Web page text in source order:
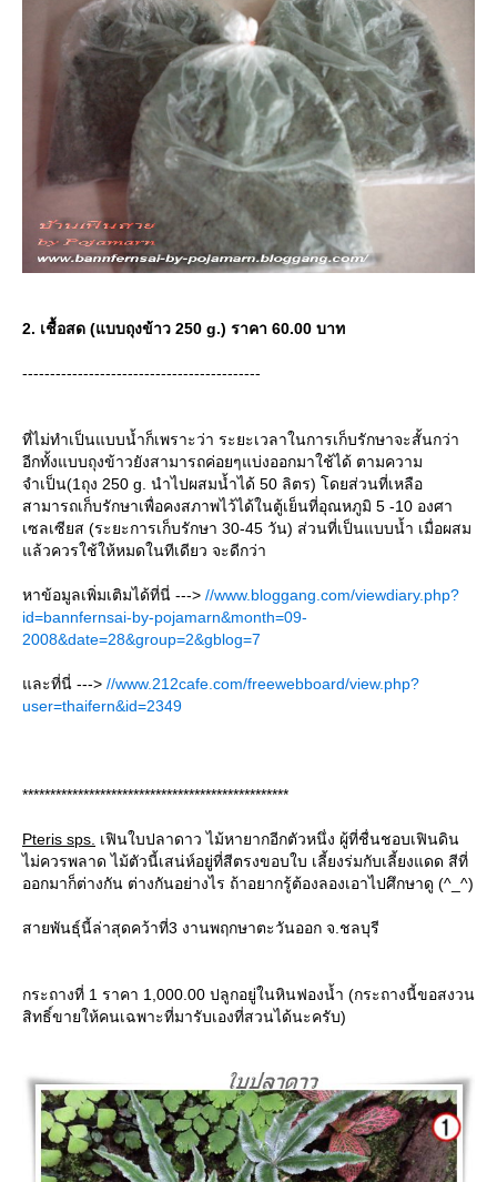
2. เชื้อสด (แบบถุงข้าว 250 g.) ราคา 60.00 บาท
-------------------------------------------
ที่ไม่ทำเป็นแบบน้ำก็เพราะว่า ระยะเวลาในการเก็บรักษาจะสั้นกว่า
อีกทั้งแบบถุงข้าวยังสามารถค่อยๆแบ่งออกมาใช้ได้ ตามความ
จำเป็น(1ถุง 250 g. นำไปผสมน้ำได้ 50 ลิตร) โดยส่วนที่เหลือ
สามารถเก็บรักษาเพื่อคงสภาพไว้ได้ในตู้เย็นที่อุณหภูมิ 5 -10 องศา
เซลเซียส (ระยะการเก็บรักษา 30-45 วัน) ส่วนที่เป็นแบบน้ำ เมื่อผสม
ล้วควรใช้ให้หมดในทีเดียว จะดีกว่า
หาข้อมูลเพิ่มเติมได้ที่นี่ ---> //www.bloggang.com/viewdiary.php?
id=bannfernsai-by-pojamarn&month=09-
2008&date=28&group=2&gblog=7
ละที่นี่ ---> //www.212cafe.com/freewebboard/view.php?
user=thaifern&id=2349
************************************************
Pteris sps. เฟินใบปลาดาว ไม้หายากอีกตัวหนึ่ง ผู้ที่ชื่นชอบเฟินดิน
ไม่ควรพลาด ไม้ตัวนี้เสน่ห์อยู่ที่สีตรงขอบใบ เลี้ยงร่มกับเลี้ยงแดด สีที่
ออกมาก็ต่างกัน ต่างกันอย่างไร ถ้าอยากรู้ต้องลองเอาไปศึกษาดู (^_^)
สายพันธุ์นี้ล่าสุดคว้าที่3 งานพฤกษาตะวันออก จ.ชลบุรี
กระถางที่ 1 ราคา 1,000.00 ปลูกอยู่ในหินฟองน้ำ (กระถางนี้ขอสงวน
สิทธิ์ขายให้คนเฉพาะที่มารับเองที่สวนได้นะครับ)